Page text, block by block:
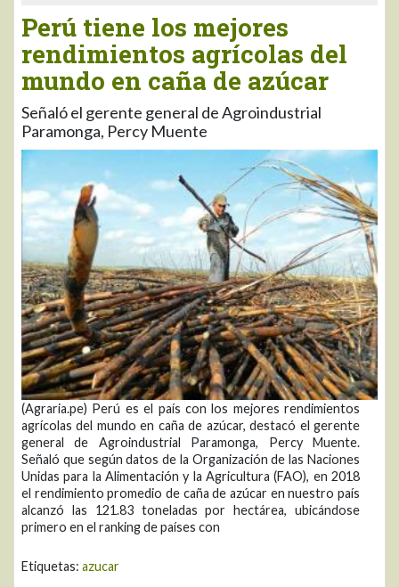
Perú tiene los mejores
rendimientos agrícolas del
mundo en caña de azúcar
Señaló el gerente general de Agroindustrial
Paramonga, Percy Muente
(Agraria.pe) Perú es el país con los mejores rendimientos
agrícolas del mundo en caña de azúcar, destacó el gerente
general de Agroindustrial Paramonga, Percy Muente.
Señaló que según datos de la Organización de las Naciones
Unidas para la Alimentación y la Agricultura (FAO), en 2018
el rendimiento promedio de caña de azúcar en nuestro país
alcanzó las 121.83 toneladas por hectárea, ubicándose
primero en el ranking de países con
Etiquetas: azucar